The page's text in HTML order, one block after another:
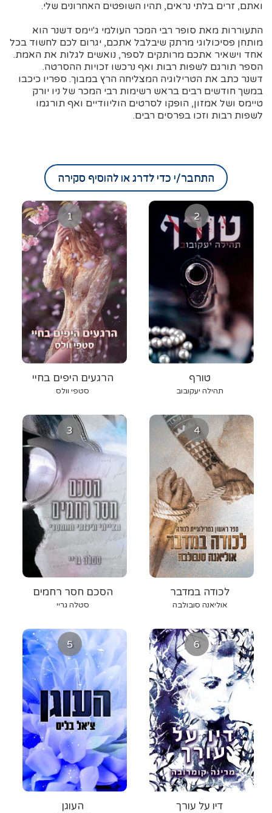
ואתם, זרים בלתי נראים, תהיו השופטים האחרונים שלי.
התעוררות מאת סופר רבי המכר העולמי ג'יימס דשנר הוא
מותחן פסיכולוגי מרתק שיבלבל אתכם, יגרום לכם לחשוד בכל
אחד וישאיר אתכם מרותקים לספר, נואשים לגלות את האמת.
הספר תורגם לשפות רבות ואף נרכשו זכויות ההסרטה.
דשנר כתב את הטרילוגיה המצליחה הרץ במבוך. ספריו כיכבו
במשך חודשים רבים בראש רשימות רבי המכר של ניו יורק
טיימס ושל אמזון, הופקו לסרטים הוליוודיים ואף תורגמו
לשפות רבות וזכו בפרסים רבים.
התחבר/י כדי לדרג או להוסיף סקירה
1
הרגעים היפים בחיי
סטפי וולס
2
טורף
תהילה יעקובוב
3
הסכם חסר רחמים
סטלה גריי
4
לכודה במדבר
אוליאנה סובולבה
5
העוגן
6
דיו על עורך